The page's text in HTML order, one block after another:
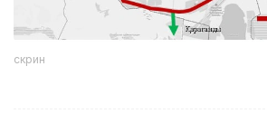
скрин